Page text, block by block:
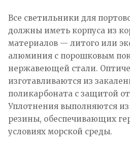
Все светильники для
должны иметь корпуса из
материалов — литого или
алюминия с порошковым
нержавеющей стали.
изготавливаются из
поликарбоната с защитой
Уплотнения выполняются
резины, обеспечивающих
условиях морской среды.